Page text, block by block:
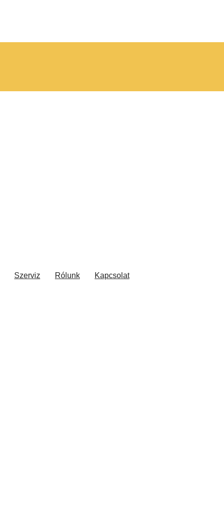
Szerviz Rólunk Kapcsolat